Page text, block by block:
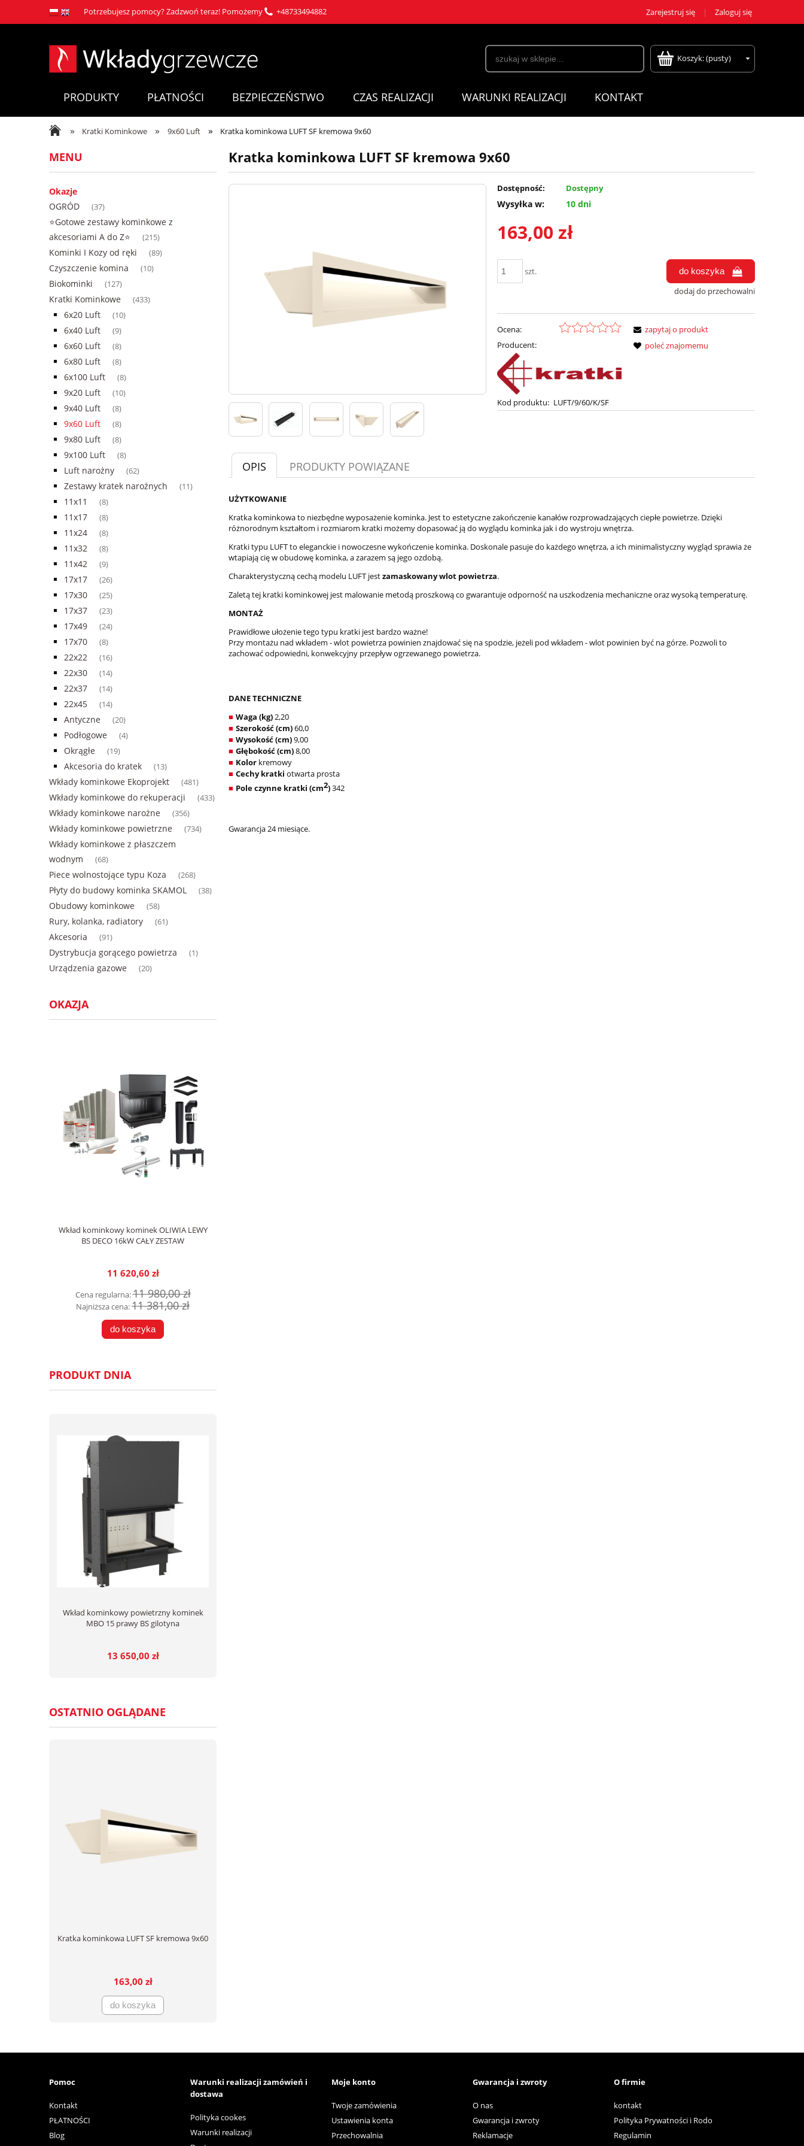
Potrzebujesz pomocy? Zadzwoń teraz! Pomożemy +48733494882 Zarejestruj się Zaloguj się
Koszyk:(pusty)
PRODUKTY PŁATNOŚCI BEZPIECZEŃSTWO CZAS REALIZACJI WARUNKI REALIZACJI KONTAKT
» Kratki Kominkowe » 9x60 Luft » Kratka kominkowa LUFT SF kremowa 9x60
MENU
Okazje
OGRÓD
(37)
⭐Gotowe zestawy kominkowe z
akcesoriami A do Z⭐
(215)
Kominki I Kozy od ręki (89)
Czyszczenie komina (10)
Biokominki (127)
Kratki Kominkowe (433)
6x20 Luft (10)
6x40 Luft (9)
6x60 Luft (8)
6x80 Luft (8)
6x100 Luft (8)
9x20 Luft (10)
9x40 Luft (8)
9x60 Luft (8)
9x80 Luft (8)
9x100 Luft (8)
Luft narożny (62)
Zestawy kratek narożnych (11)
11x11 (8)
11x17 (8)
11x24 (8)
11x32 (8)
11x42 (9)
17x17 (26)
17x30 (25)
17x37 (23)
17x49 (24)
17x70 (8)
22x22 (16)
22x30 (14)
22x37 (14)
22x45 (14)
Antyczne (20)
Podłogowe (4)
Okrągłe (19)
Akcesoria do kratek (13)
Wkłady kominkowe Ekoprojekt (481)
Wkłady kominkowe do rekuperacji (433)
Wkłady kominkowe narożne (356)
Wkłady kominkowe powietrzne (734)
Wkłady kominkowe z płaszczem
wodnym
(68)
Piece wolnostojące typu Koza (268)
Płyty do budowy kominka SKAMOL (38)
Obudowy kominkowe (58)
Rury, kolanka, radiatory (61)
Akcesoria (91)
Dystrybucja gorącego powietrza (1)
Urządzenia gazowe (20)
OKAZJA
Wkład kominkowy kominek OLIWIA LEWY
BS DECO 16kW CAŁY ZESTAW
11 620,60 zł
Cena regularna:11 980,00 zł
Najniższa cena:11 381,00 zł
do koszyka
PRODUKT DNIA
Wkład kominkowy powietrzny kominek
MBO 15 prawy BS gilotyna
13 650,00 zł
OSTATNIO OGLĄDANE
Kratka kominkowa LUFT SF kremowa 9x60
163,00 zł
do koszyka
Kratka kominkowa LUFT SF kremowa 9x60
Dostępność: Dostępny
Wysyłka w: 10 dni
163,00 zł
szt. do koszyka
dodaj do przechowalni
Ocena:
Producent:
Kod produktu: LUFT/9/60/K/SF
zapytaj o produkt
poleć znajomemu
OPIS PRODUKTY POWIĄZANE
UŻYTKOWANIE
Kratka kominkowa to niezbędne wyposażenie kominka. Jest to estetyczne zakończenie kanałów rozprowadzających ciepłe powietrze. Dzięki
różnorodnym kształtom i rozmiarom kratki możemy dopasować ją do wyglądu kominka jak i do wystroju wnętrza.
Kratki typu LUFT to eleganckie i nowoczesne wykończenie kominka. Doskonale pasuje do każdego wnętrza, a ich minimalistyczny wygląd sprawia że
wtapiają cię w obudowę kominka, a zarazem są jego ozdobą.
Charakterystyczną cechą modelu LUFT jestzamaskowany wlot powietrza.
Zaletą tej kratki kominkowej jest malowanie metodą proszkową co gwarantuje odporność na uszkodzenia mechaniczne oraz wysoką temperaturę.
MONTAŻ
Prawidłowe ułożenie tego typu kratki jest bardzo ważne!
Przy montażu nad wkładem - wlot powietrza powinien znajdować się na spodzie, jeżeli pod wkładem - wlot powinien być na górze. Pozwoli to
zachować odpowiedni, konwekcyjny przepływ ogrzewanego powietrza.
DANE TECHNICZNE
■ Waga (kg) 2,20
■ Szerokość (cm)60,0
■ Wysokość (cm)9,00
■ Głębokość (cm)8,00
■ Kolor kremowy
■ Cechy kratki otwarta prosta
■ Pole czynne kratki (cm2)342
Gwarancja 24 miesiące.
Pomoc
Kontakt
PŁATNOŚCI
Blog
Warunki realizacji zamówień i
dostawa
Polityka cookes
Warunki realizacji
Moje konto
Twoje zamówienia
Ustawienia konta
Przechowalnia
Gwarancja i zwroty
O nas
Gwarancja i zwroty
Reklamacje
O firmie
kontakt
Polityka Prywatności i Rodo
Regulamin